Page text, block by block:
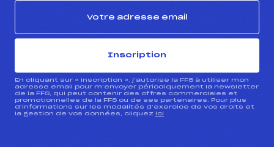
Inscription
En cliquant sur « inscription », j’autorise la FFS à utiliser mon
adresse email pour m’envoyer périodiquement la newsletter
de la FFS, qui peut contenir des offres commerciales et
promotionnelles de la FFS ou de ses partenaires. Pour plus
d’informations sur les modalités d’exercice de vos droits et
la gestion de vos données, cliquez ici